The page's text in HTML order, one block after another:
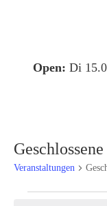
Open: Di
Veranstaltungen